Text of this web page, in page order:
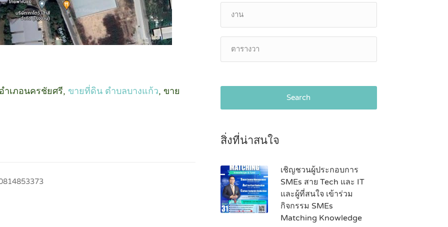
ำเภอนครชัยศรี, ขายที่ดิน ตำบลบางแก้ว, ขาย
Search
สิ่งที่น่าสนใจ
เชิญชวนผู้ประกอบการ
SMEs สาย Tech และ IT
และผู้ที่สนใจ เข้าร่วม
กิจกรรม SMEs
Matching Knowledge